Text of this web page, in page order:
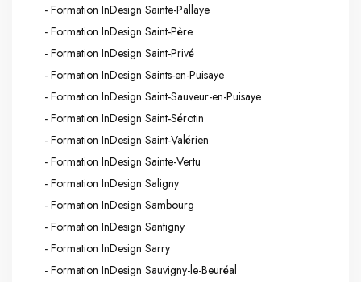
- Formation InDesign Sainte-Pallaye
- Formation InDesign Saint-Père
- Formation InDesign Saint-Privé
- Formation InDesign Saints-en-Puisaye
- Formation InDesign Saint-Sauveur-en-Puisaye
- Formation InDesign Saint-Sérotin
- Formation InDesign Saint-Valérien
- Formation InDesign Sainte-Vertu
- Formation InDesign Saligny
- Formation InDesign Sambourg
- Formation InDesign Santigny
- Formation InDesign Sarry
- Formation InDesign Sauvigny-le-Beuréal